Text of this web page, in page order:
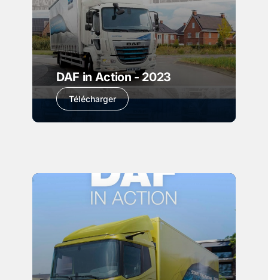
DAF in Action - 2023
Télécharger